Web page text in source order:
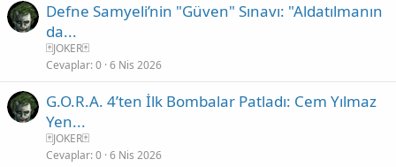
t
Defne Samyeli’nin "Güven" Sınavı: "Aldatılmanın
da...
🃏JOKER🃏
Cevaplar 0 6 Nis 2026
G.O.R.A. 4’ten İlk Bombalar Patladı: Cem Yılmaz
Yen...
🃏JOKER🃏
Cevaplar 0 6 Nis 2026